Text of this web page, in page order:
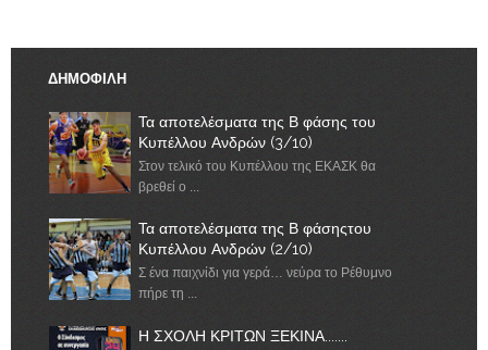
ΔΗΜΟΦΙΛΗ
Τα αποτελέσματα της Β φάσης του
Κυπέλλου Ανδρών (3/10)
Στον τελικό του Κυπέλλου της ΕΚΑΣΚ θα
βρεθεί ο ...
Τα αποτελέσματα της Β φάσηςτου
Κυπέλλου Ανδρών (2/10)
Σ ένα παιχνίδι για γερά… νεύρα το Ρέθυμνο
πήρε τη ...
Η ΣΧΟΛΗ ΚΡΙΤΩΝ ΞΕΚΙΝΑ.......